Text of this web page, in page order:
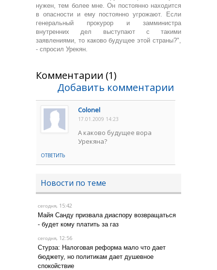
нужен, тем более мне. Он постоянно находится
в опасности и ему постоянно угрожают. Если
генеральный прокурор и замминистра
внутренних дел выступают с такими
заявлениями, то каково будущее этой страны?",
- спросил Урекян.
Комментарии (1)
Добавить комментарии
Colonel
17.01.2009 14:23
А каково будущее вора
Урекяна?
ОТВЕТИТЬ
Новости по теме
сегодня, 15:42
Майя Санду призвала диаспору возвращаться
- будет кому платить за газ
сегодня, 12:56
Стурза: Налоговая реформа мало что дает
бюджету, но политикам дает душевное
спокойствие